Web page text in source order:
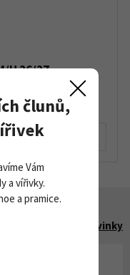
H 26/27
Detail produktu
Zobrazit všechny novinky
člunů,
Vám
a vířivky.
a pramice.